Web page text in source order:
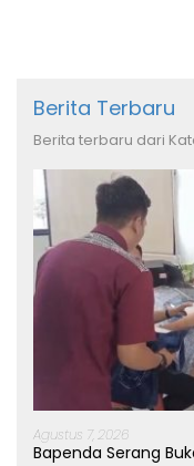
Berita Terbaru
Berita terbaru dari
Agustus 7, 2026
Bapenda Serang